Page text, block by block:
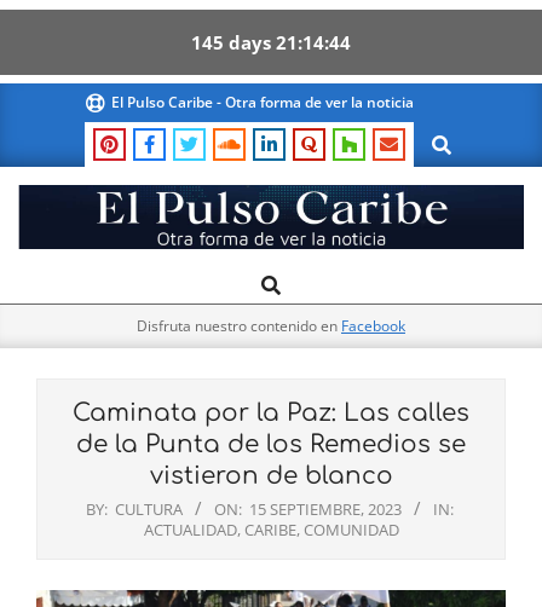
145 days 21 14 43
content
El Pulso Caribe - Otra forma de ver la noticia
Search
El
Pulso
Navigation
Search
Disfruta nuestro contenido en Facebook
Caminata por la Paz: Las calles
de la Punta de los Remedios se
vistieron de blanco
BY: CULTURA ON: 15 SEPTIEMBRE, 2023
IN:
ACTUALIDAD, CARIBE, COMUNIDAD